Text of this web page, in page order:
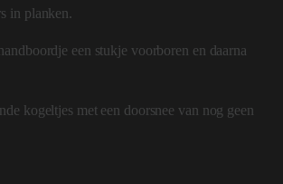
in planken.
een stukje voorboren en daarna
kogeltjes met een doorsnee van nog geen